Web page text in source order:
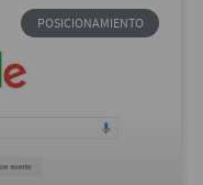
POSICIONAMIENTO